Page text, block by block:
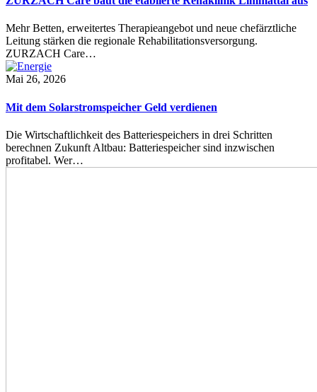
Mehr Betten, erweitertes Therapieangebot und neue chefärztliche
Leitung stärken die regionale Rehabilitationsversorgung.
ZURZACH Care…
Mai 26, 2026
Mit dem Solarstromspeicher Geld verdienen
Die Wirtschaftlichkeit des Batteriespeichers in drei Schritten
berechnen Zukunft Altbau: Batteriespeicher sind inzwischen
profitabel. Wer…